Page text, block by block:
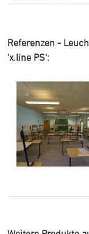
Referenzen -
'x.line PS':